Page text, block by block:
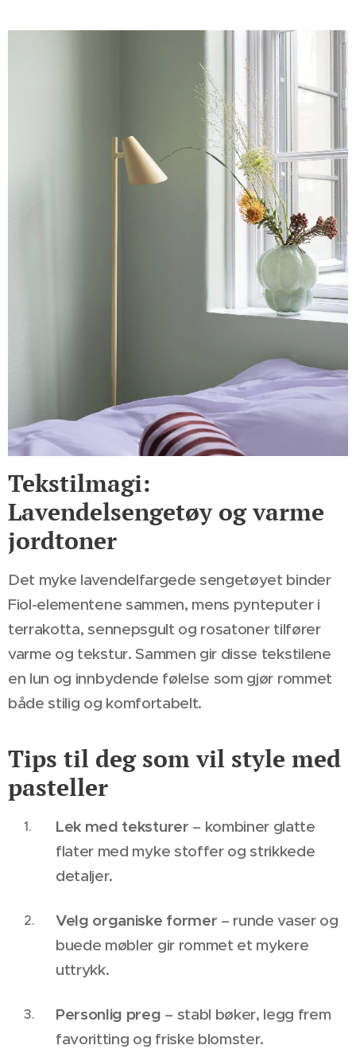
Tekstilmagi:
Lavendelsengetøy og varme
jordtoner
Det myke lavendelfargede sengetøyet binder
Fiol-elementene sammen, mens pynteputer i
terrakotta, sennepsgult og rosatoner tilfører
varme og tekstur. Sammen gir disse tekstilene
en lun og innbydende følelse som gjør rommet
både stilig og komfortabelt.
Tips til deg som vil style med
pasteller
Lek med teksturer – kombiner glatte
flater med myke stoffer og strikkede
detaljer.
Velg organiske former – runde vaser og
buede møbler gir rommet et mykere
uttrykk.
Personlig preg – stabl bøker, legg frem
favoritting og friske blomster.